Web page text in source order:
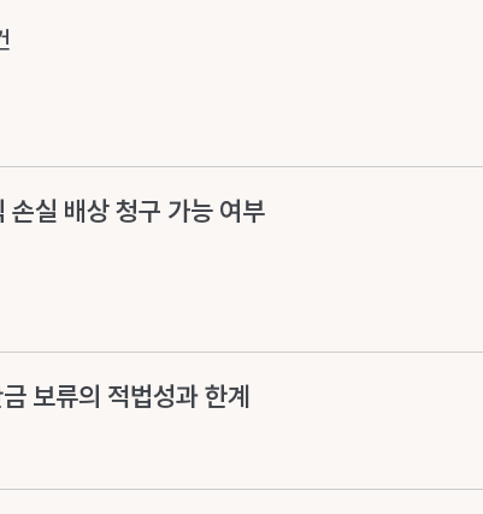
손실 배상 청구 가능 여부
보류의 적법성과 한계